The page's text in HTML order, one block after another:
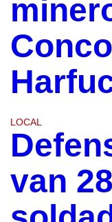
LOCAL
van 28